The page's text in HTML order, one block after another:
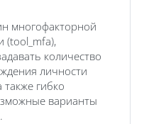
многофакторной
(tool_mfa),
количество
личности
также гибко
варианты